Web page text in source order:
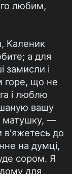
любим,
Каленик
а для
замисли і
горе, що не
і люблю
вашу
матушку, —
в'яжетесь до
на думці,
сором. Я
для